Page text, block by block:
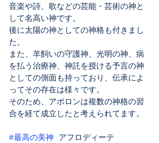
音楽や詩、歌などの芸能・芸術の神と
して名高い神です。
後に太陽の神としての神格も付きまし
た。
また、羊飼いの守護神、光明の神、病
を払う治療神、神託を授ける予言の神
としての側面も持っており、伝承によ
ってその存在は様々です。
そのため、アポロンは複数の神格の習
合を経て成立したと考えられてます。
#最高の美神 アフロディーテ